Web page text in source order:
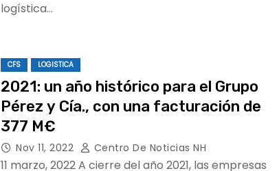
logística…
CFS LOGISTICA
2021: un año histórico para el Grupo
Pérez y Cía., con una facturación de
377 M€
Nov 11, 2022 Centro De Noticias NH
11 marzo, 2022 A cierre del año 2021, las empresas